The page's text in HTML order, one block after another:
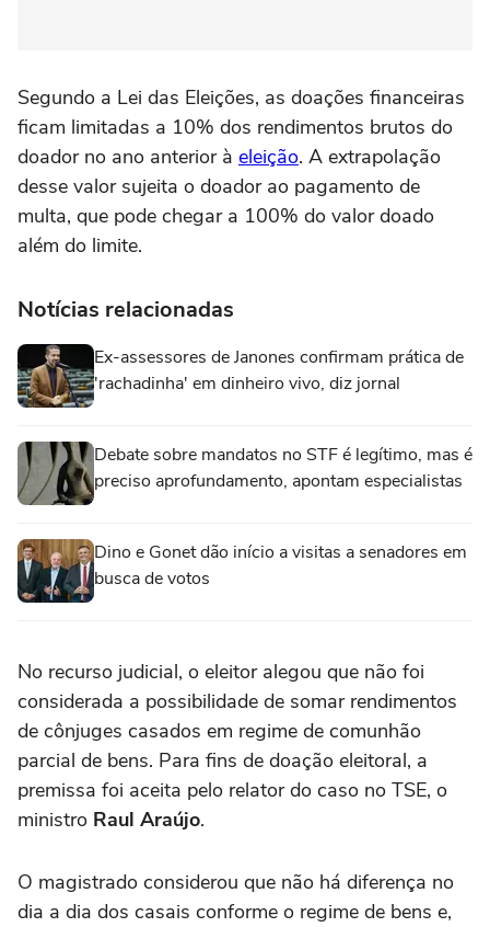
Segundo a Lei das Eleições, as doações financeiras
ficam limitadas a 10% dos rendimentos brutos do
doador no ano anterior à eleição. A extrapolação
desse valor sujeita o doador ao pagamento de
multa, que pode chegar a 100% do valor doado
além do limite.
Notícias relacionadas
Ex-assessores de Janones confirmam prática de
'rachadinha' em dinheiro vivo, diz jornal
Debate sobre mandatos no STF é legítimo, mas é
preciso aprofundamento, apontam especialistas
Dino e Gonet dão início a visitas a senadores em
busca de votos
No recurso judicial, o eleitor alegou que não foi
considerada a possibilidade de somar rendimentos
de cônjuges casados em regime de comunhão
parcial de bens. Para fins de doação eleitoral, a
premissa foi aceita pelo relator do caso no TSE, o
ministro Raul Araújo.
O magistrado considerou que não há diferença no
dia a dia dos casais conforme o regime de bens e,